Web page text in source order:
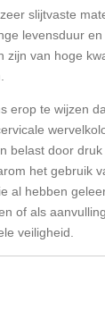
slijtvaste
levensduur
zijn van hoge
erop te wijzen
belast door
het gebruik
al hebben
of als
veiligheid.